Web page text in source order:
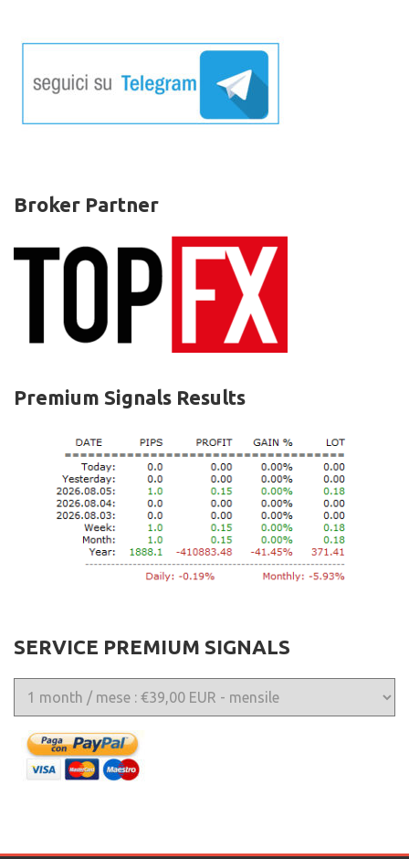
Broker Partner
Premium Signals Results
SERVICE PREMIUM SIGNALS